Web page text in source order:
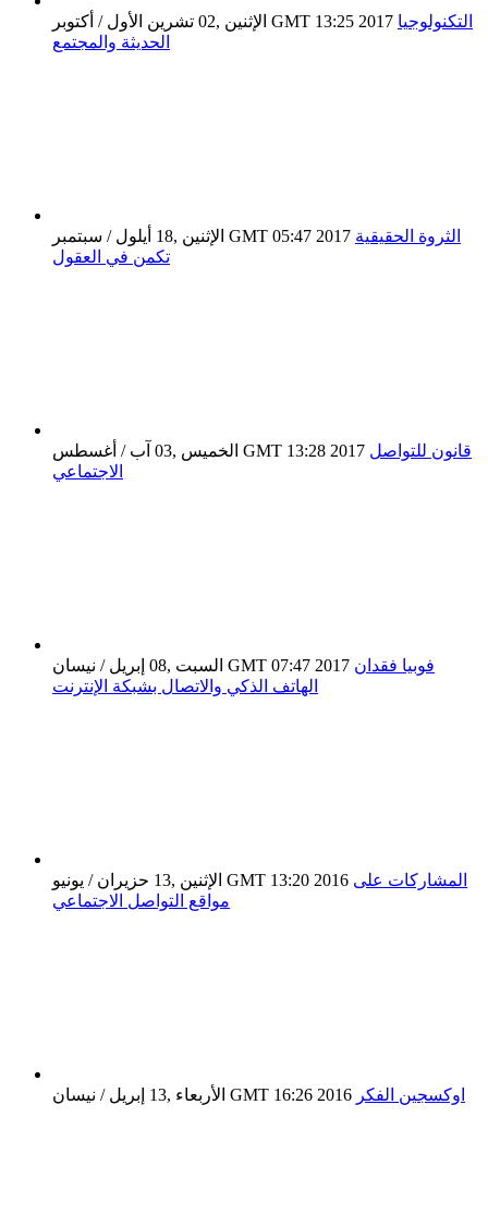
الإثنين ,02 تشرين الأول / أكتوبر GMT 13:25 2017 التكنولوجيا
الحديثة والمجتمع
الإثنين ,18 أيلول / سبتمبر GMT 05:47 2017 الثروة الحقيقية
تكمن في العقول
الخميس ,03 آب / أغسطس GMT 13:28 2017 قانون للتواصل
الاجتماعي
السبت ,08 إبريل / نيسان GMT 07:47 2017 فوبيا فقدان
الهاتف الذكي والاتصال بشبكة الإنترنت
الإثنين ,13 حزيران / يونيو GMT 13:20 2016 المشاركات على
مواقع التواصل الاجتماعي
الأربعاء ,13 إبريل / نيسان GMT 16:26 2016 اوكسجين الفكر